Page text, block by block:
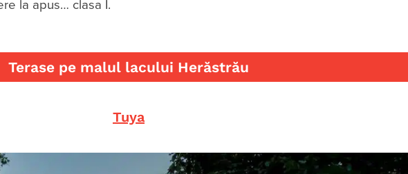
la apus… clasa I.
Terase pe malul lacului Herăstrău
Tuya